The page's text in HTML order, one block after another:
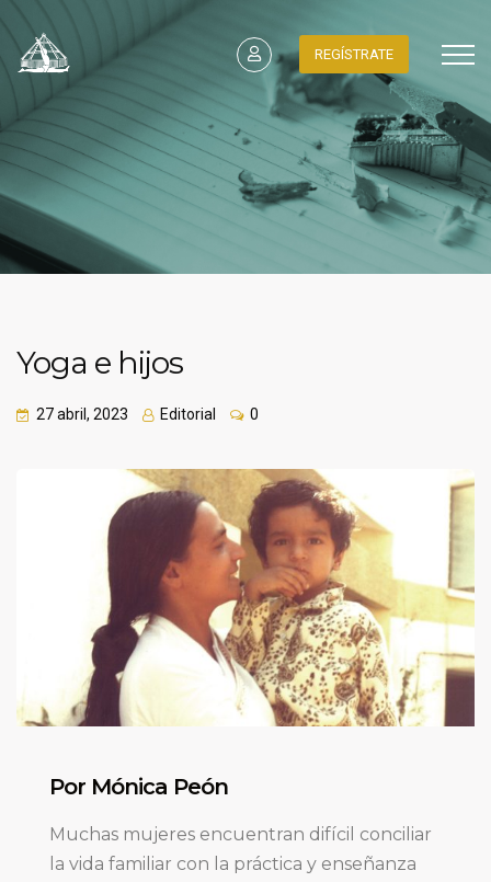
REGÍSTRATE
Yoga e hijos
27 abril, 2023 Editorial 0
Por Mónica Peón
Muchas mujeres encuentran difícil conciliar
la vida familiar con la práctica y enseñanza